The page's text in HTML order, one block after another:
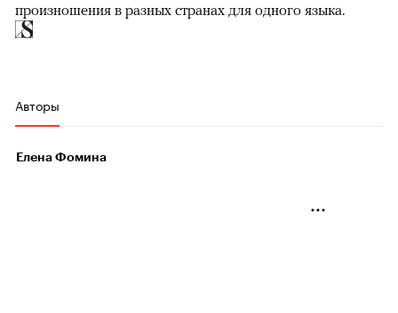
произношения в разных странах для одного языка.
Авторы
Елена Фомина